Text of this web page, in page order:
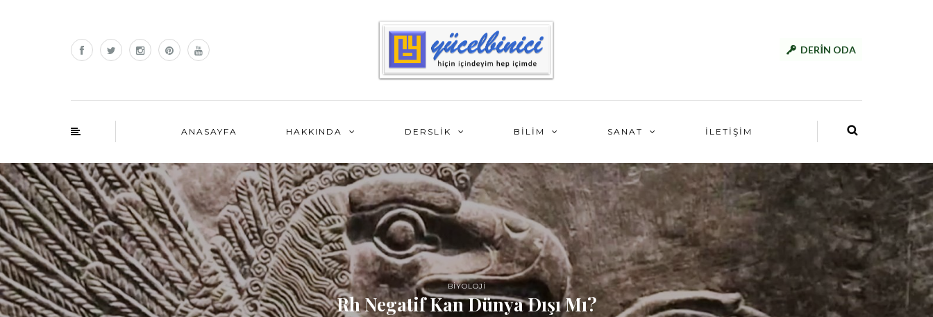
DERİN ODA
ANASAYFA HAKKINDA DERSLİK BİLİM SANAT İLETİŞİM
BİYOLOJİ
Rh Negatif Kan Dünya Dışı Mı?